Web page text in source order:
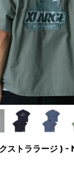
ストララージ )